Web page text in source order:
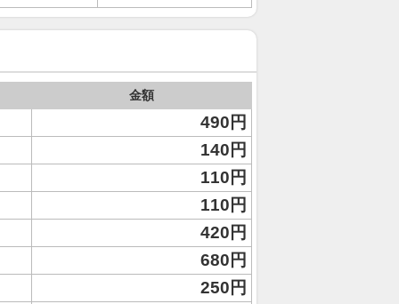
金額
490円
140円
110円
110円
420円
680円
250円